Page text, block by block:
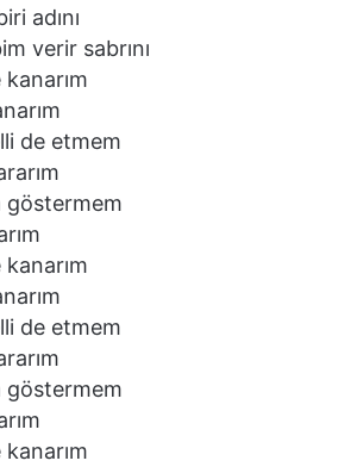
adını
verir sabrını
de etmem
göstermem
de etmem
göstermem